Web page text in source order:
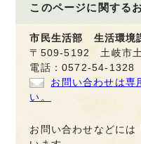
このページに関する
市民生活部 生活環境
〒509-5192 土岐市
電話：0572-54-
お問い合わせは専
い。
お問い合わせなどには